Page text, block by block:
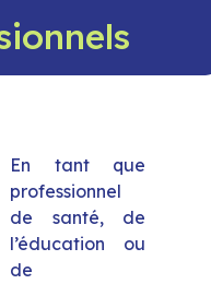
En tant que
professionnel
de santé, de
l’éducation ou
de